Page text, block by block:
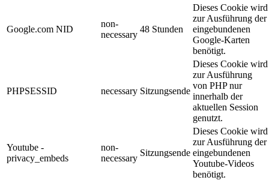
Google.com NID
non-
necessary
48 Stunden
Dieses Cookie wird
zur Ausführung der
eingebundenen
Google-Karten
benötigt.
PHPSESSID necessary Sitzungsende
Dieses Cookie wird
zur Ausführung
von PHP nur
innerhalb der
aktuellen Session
genutzt.
Youtube -
privacy_embeds
non-
necessary
Sitzungsende
Dieses Cookie wird
zur Ausführung der
eingebundenen
Youtube-Videos
benötigt.